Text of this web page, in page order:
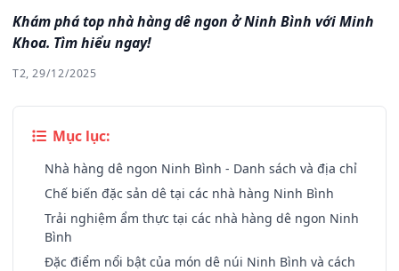
Khám phá top nhà hàng dê ngon ở Ninh Bình với Minh
Khoa. Tìm hiểu ngay!
T2, 29/12/2025
Mục lục:
Nhà hàng dê ngon Ninh Bình - Danh sách và địa chỉ
Chế biến đặc sản dê tại các nhà hàng Ninh Bình
Trải nghiệm ẩm thực tại các nhà hàng dê ngon Ninh
Bình
Đặc điểm nổi bật của món dê núi Ninh Bình và cách